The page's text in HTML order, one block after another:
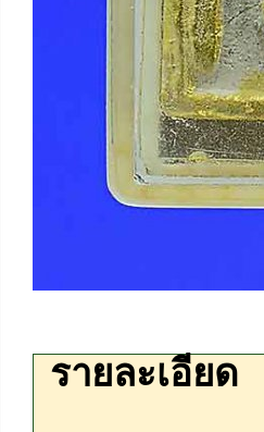
รายละเอียด